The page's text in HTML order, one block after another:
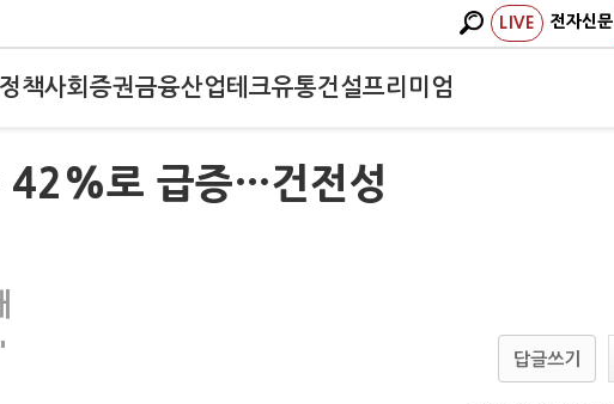
LIVE 전자신문
정책사회 증권금융산업테크유통건설프리미엄
42%로 급증…건전성
답글쓰기